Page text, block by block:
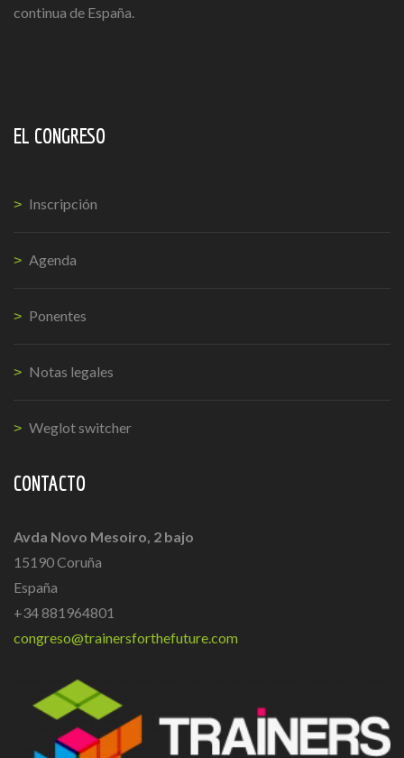
continua de España.
EL CONGRESO
Inscripción
Agenda
Ponentes
Notas legales
Weglot switcher
CONTACTO
Avda Novo Mesoiro, 2 bajo
15190 Coruña
España
+34 881964801
congreso@trainersforthefuture.com